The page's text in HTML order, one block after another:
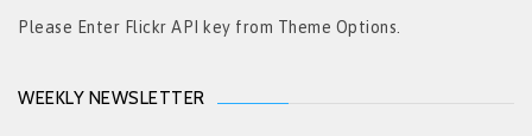
Please Enter Flickr API key from Theme Options.
WEEKLY NEWSLETTER